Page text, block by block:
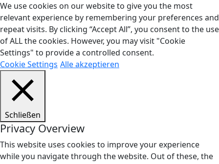
We use cookies on our website to give you the most
relevant experience by remembering your preferences and
repeat visits. By clicking “Accept All”, you consent to the use
of ALL the cookies. However, you may visit "Cookie
Settings" to provide a controlled consent.
Cookie Settings Alle akzeptieren
Schließen
Privacy Overview
This website uses cookies to improve your experience
while you navigate through the website. Out of these, the